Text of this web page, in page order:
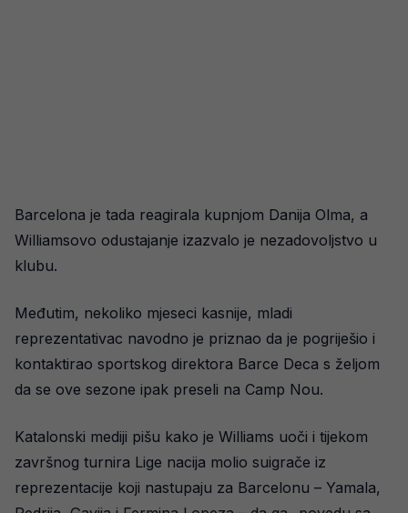
Barcelona je tada reagirala kupnjom Danija Olma, a
Williamsovo odustajanje izazvalo je nezadovoljstvo u
klubu.
Međutim, nekoliko mjeseci kasnije, mladi
reprezentativac navodno je priznao da je pogriješio i
kontaktirao sportskog direktora Barce Deca s željom
da se ove sezone ipak preseli na Camp Nou.
Katalonski mediji pišu kako je Williams uoči i tijekom
završnog turnira Lige nacija molio suigrače iz
reprezentacije koji nastupaju za Barcelonu – Yamala,